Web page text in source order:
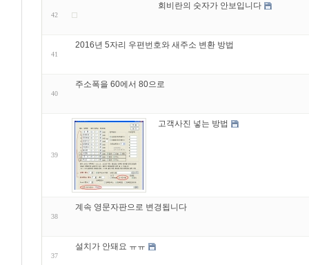
42
회비란의 숫자가 안보입니다
41
2016년 5자리 우편번호와 새주소 변환 방법
40
주소폭을 60에서 80으로
39
고객사진 넣는 방법
38
계속 영문자판으로 변경됩니다
37
설치가 안돼요 ㅠㅠ